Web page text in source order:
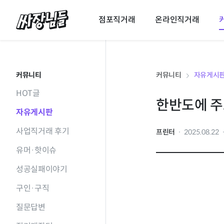
싸장님들 점포직거래 온라인직거래
커뮤니티
HOT글
자유게시판
사업직거래 후기
유머·핫이슈
성공실패이야기
구인·구직
질문답변
커뮤니티 자유게시
한반도에
프린터 2025.08.22